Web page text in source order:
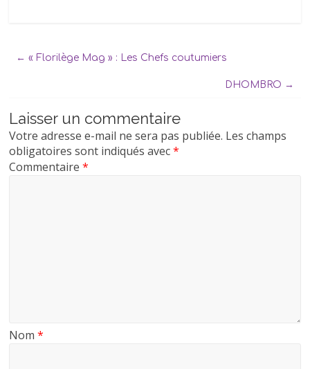
← « Florilège Mag » : Les Chefs coutumiers
DHOMBRO →
Laisser un commentaire
Votre adresse e-mail ne sera pas publiée. Les champs
obligatoires sont indiqués avec*
Commentaire*
Nom*